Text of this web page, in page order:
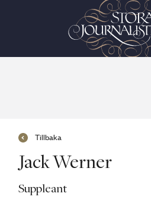
Jack Werner
Suppleant
Tillbaka